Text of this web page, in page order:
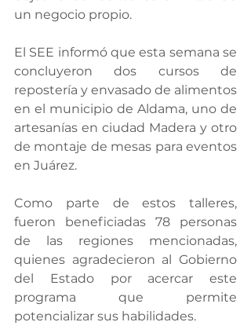
un negocio propio.
El SEE informó que esta semana se
concluyeron dos cursos de
repostería y envasado de alimentos
en el municipio de Aldama, uno de
artesanías en ciudad Madera y otro
de montaje de mesas para eventos
en Juárez.
Como parte de estos talleres,
fueron beneficiadas 78 personas
de las regiones mencionadas,
quienes agradecieron al Gobierno
del Estado por acercar este
programa que permite
potencializar sus habilidades.